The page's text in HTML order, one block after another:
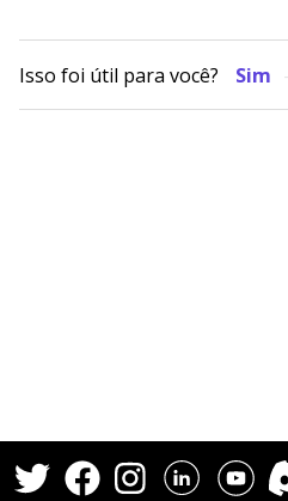
Isso foi útil para você? Sim